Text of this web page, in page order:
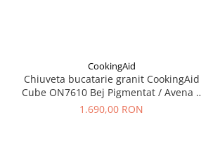
CookingAid
Chiuveta bucatarie granit CookingAid
Cube ON7610 Bej Pigmentat / Avena +
accesorii montaj
1.690,00 RON